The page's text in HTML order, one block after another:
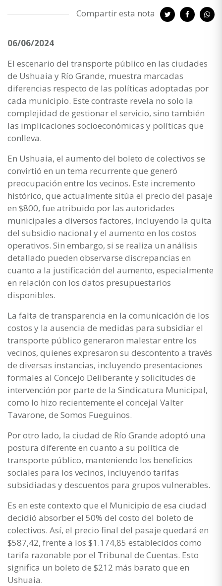
Compartir esta nota
06/06/2024
El escenario del transporte público en las ciudades
de Ushuaia y Río Grande, muestra marcadas
diferencias respecto de las políticas adoptadas por
cada municipio. Este contraste revela no solo la
complejidad de gestionar el servicio, sino también
las implicaciones socioeconómicas y políticas que
conlleva.
En Ushuaia, el aumento del boleto de colectivos se
convirtió en un tema recurrente que generó
preocupación entre los vecinos. Este incremento
histórico, que actualmente sitúa el precio del pasaje
en $800, fue atribuido por las autoridades
municipales a diversos factores, incluyendo la quita
del subsidio nacional y el aumento en los costos
operativos. Sin embargo, si se realiza un análisis
detallado pueden observarse discrepancias en
cuanto a la justificación del aumento, especialmente
en relación con los datos presupuestarios
disponibles.
La falta de transparencia en la comunicación de los
costos y la ausencia de medidas para subsidiar el
transporte público generaron malestar entre los
vecinos, quienes expresaron su descontento a través
de diversas instancias, incluyendo presentaciones
formales al Concejo Deliberante y solicitudes de
intervención por parte de la Sindicatura Municipal,
como lo hizo recientemente el concejal Valter
Tavarone, de Somos Fueguinos.
Por otro lado, la ciudad de Río Grande adoptó una
postura diferente en cuanto a su política de
transporte público, manteniendo los beneficios
sociales para los vecinos, incluyendo tarifas
subsidiadas y descuentos para grupos vulnerables.
Es en este contexto que el Municipio de esa ciudad
decidió absorber el 50% del costo del boleto de
colectivos. Así, el precio final del pasaje quedará en
$587,42, frente a los $1.174,85 establecidos como
tarifa razonable por el Tribunal de Cuentas. Esto
significa un boleto de $212 más barato que en
Ushuaia.